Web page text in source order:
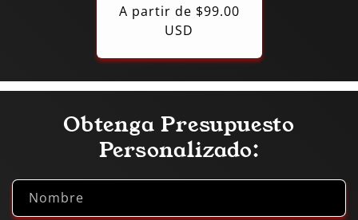
Precio
habitual
A partir de $99.00
USD
Obtenga Presupuesto
Personalizado:
Nombre